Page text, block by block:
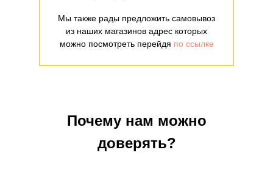
Мы также рады предложить самовывоз
из наших магазинов адрес которых
можно посмотреть перейдя по ссылке
Почему нам можно
доверять?